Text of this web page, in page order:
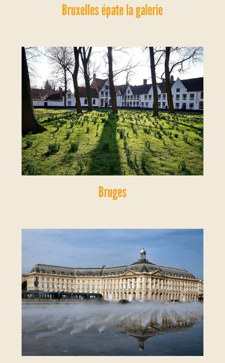
Bruxelles épate la galerie
Bruges